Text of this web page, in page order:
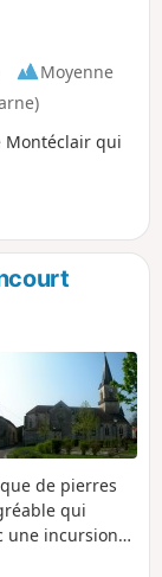
Moyenne
Montéclair qui
de pierres
qui
une incursion